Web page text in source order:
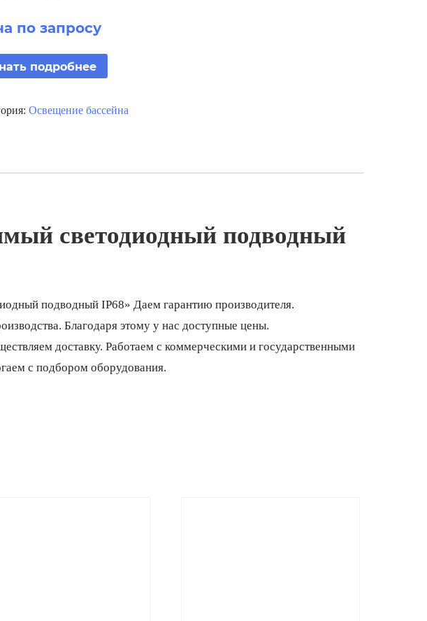
по запросу
подробнее
Освещение бассейна
светодиодный подводный
подводный IP68» Даем гарантию производителя.
Благодаря этому у нас доступные цены.
доставку. Работаем с коммерческими и государственными
с подбором оборудования.